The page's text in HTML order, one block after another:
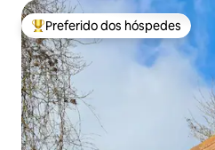
Entre os melhores preferidos
Preferido dos hóspedes